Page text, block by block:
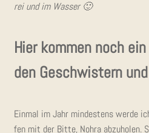
rei und im Wasser 🙂
Hier kom­men noch
den Geschwis­tern
Ein­mal im Jahr min­des­tens wer­de
fen mit der Bit­te, Nohra abzu­ho­len.